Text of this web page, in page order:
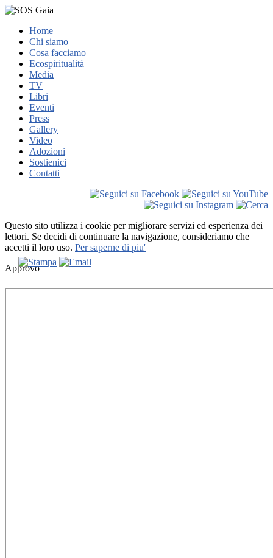
Home
Chi siamo
Cosa facciamo
Ecospiritualità
Media
TV
Libri
Eventi
Press
Gallery
Video
Adozioni
Sostienici
Contatti
Questo sito utilizza i cookie per migliorare servizi ed esperienza dei
lettori. Se decidi di continuare la navigazione, consideriamo che
accetti il loro uso. Per saperne di piu'
Approvo